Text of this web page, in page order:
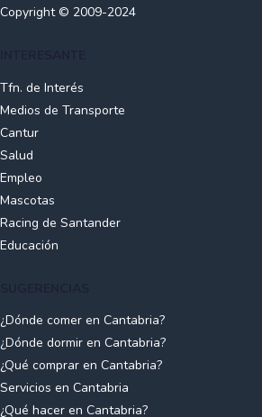
Copyright © 2009-2024
Tfn. de Interés
Medios de Transporte
Cantur
Salud
Empleo
Mascotas
Racing de Santander
Educación
¿Dónde comer en Cantabria?
¿Dónde dormir en Cantabria?
¿Qué comprar en Cantabria?
Servicios en Cantabria
¿Qué hacer en Cantabria?